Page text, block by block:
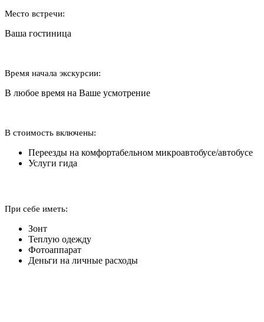
Место встречи:
Ваша гостиница
Время начала экскурсии:
В любое время на Ваше усмотрение
В стоимость включены:
Переезды на комфортабельном микроавтобусе/автобусе
Услуги гида
При себе иметь:
Зонт
Теплую одежду
Фотоаппарат
Деньги на личные расходы